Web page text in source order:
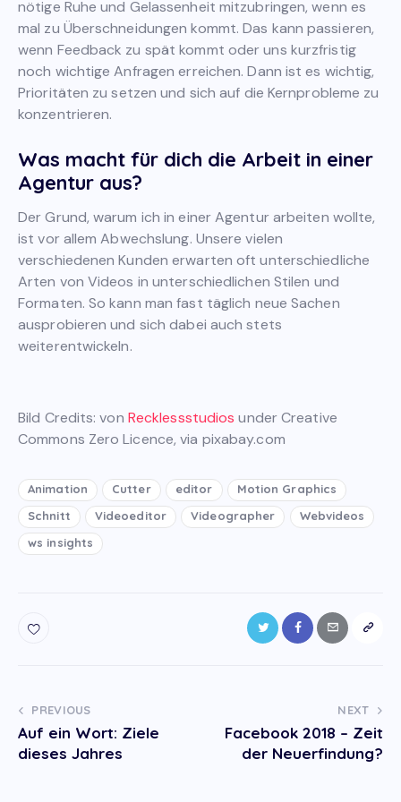
nötige Ruhe und Gelassenheit mitzubringen, wenn es
mal zu Überschneidungen kommt. Das kann passieren,
wenn Feedback zu spät kommt oder uns kurzfristig
noch wichtige Anfragen erreichen. Dann ist es wichtig,
Prioritäten zu setzen und sich auf die Kernprobleme zu
konzentrieren.
Was macht für dich die Arbeit in einer
Agentur aus?
Der Grund, warum ich in einer Agentur arbeiten wollte,
ist vor allem Abwechslung. Unsere vielen
verschiedenen Kunden erwarten oft unterschiedliche
Arten von Videos in unterschiedlichen Stilen und
Formaten. So kann man fast täglich neue Sachen
ausprobieren und sich dabei auch stets
weiterentwickeln.
Bild Credits: von Recklessstudios under Creative
Commons Zero Licence, via pixabay.com
Animation Cutter editor
Motion Graphics
Schnitt
Videoeditor Videographer
Webvideos
ws insights
Post
navigation
PREVIOUS
Auf ein Wort: Ziele
dieses Jahres
NEXT
Facebook 2018 – Zeit
der Neuerfindung?